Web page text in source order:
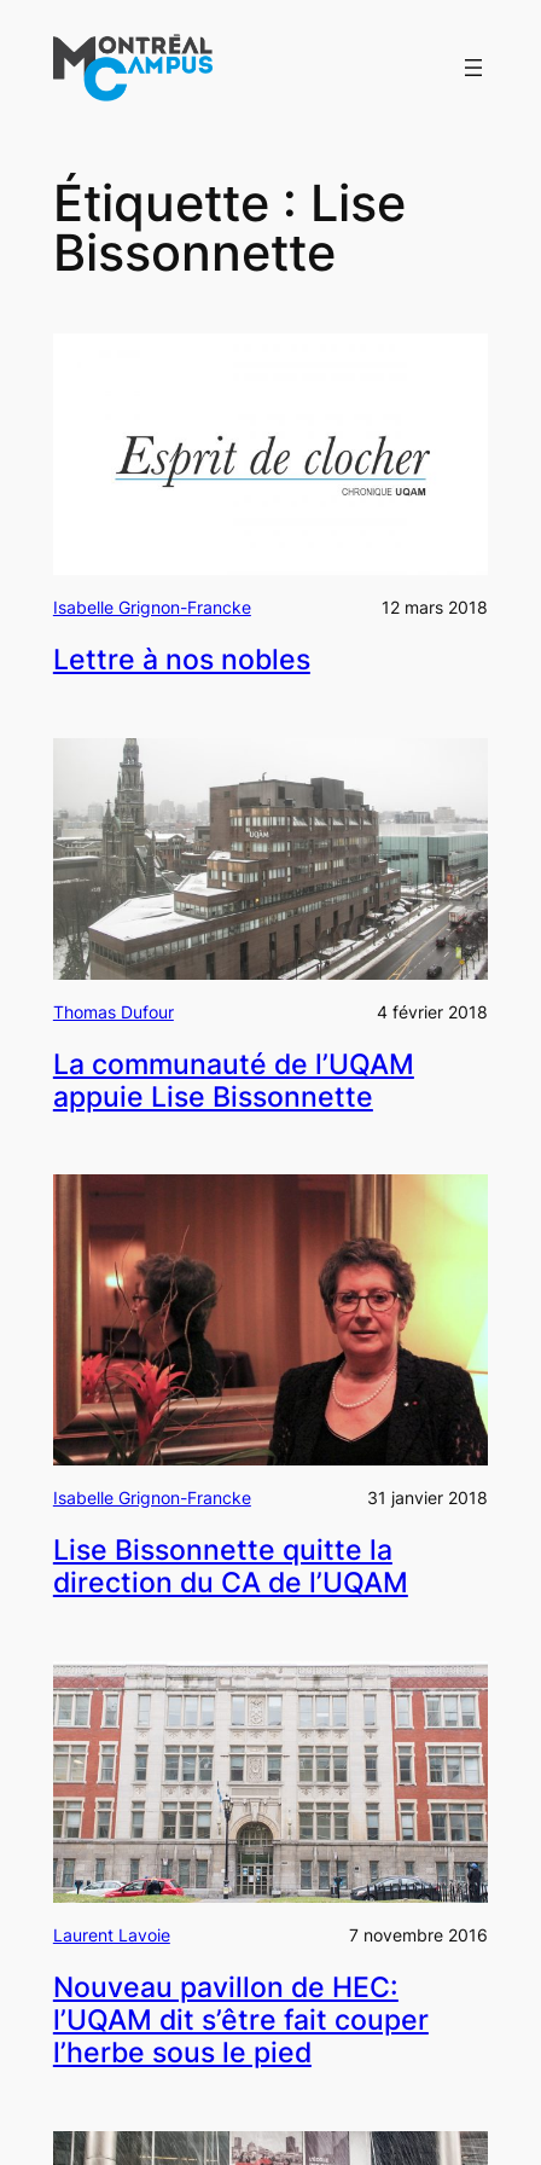
contenu
Étiquette : Lise
Bissonnette
Isabelle Grignon-Francke 12 mars 2018
Lettre à nos nobles
Thomas Dufour 4 février 2018
La communauté de l’UQAM
appuie Lise Bissonnette
Isabelle Grignon-Francke 31 janvier 2018
Lise Bissonnette quitte la
direction du CA de l’UQAM
Laurent Lavoie 7 novembre 2016
Nouveau pavillon de HEC:
l’UQAM dit s’être fait couper
l’herbe sous le pied